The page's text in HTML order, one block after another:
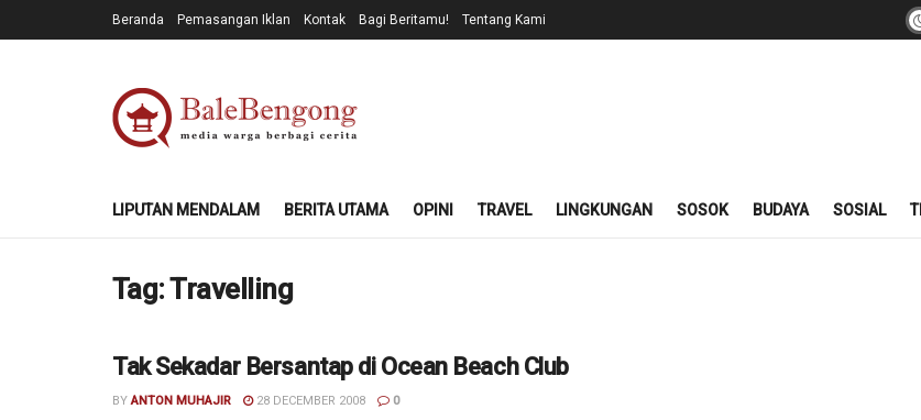
Beranda Pemasangan Iklan Kontak Bagi Beritamu! Tentang Kami
LIPUTAN MENDALAM BERITA UTAMA OPINI TRAVEL LINGKUNGAN SOSOK BUDAYA SOSIAL
Tag:Travelling
KULINER
Tak Sekadar Bersantap di Ocean Beach Club
BY ANTON MUHAJIR 28 DECEMBER 2008 0